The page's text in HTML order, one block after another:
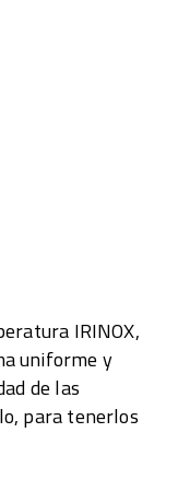
IRINOX,
uniforme y
de las
para tenerlos